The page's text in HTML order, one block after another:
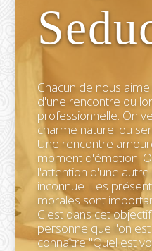
Chacun de nous
d'une rencontre ou
professionnelle. On
charme naturel ou
Une rencontre
moment d'émotion.
l'attention d'une
inconnue. Les
morales sont
C'est dans cet
personne que l'on
connaître"Quel est